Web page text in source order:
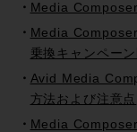
Media
Media
乗換キャンペー
Avid Media
方法および注意点
Media